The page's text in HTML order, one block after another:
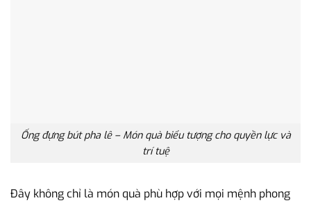
Ống đựng bút pha lê – Món quà biểu tượng cho quyền lực và
trí tuệ
Đây không chỉ là món quà phù hợp với mọi mệnh phong